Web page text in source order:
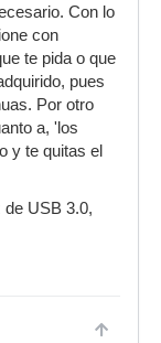
Con lo
con
te pida o que
pues
Por otro
a, 'los
y te quitas el
de USB 3.0,